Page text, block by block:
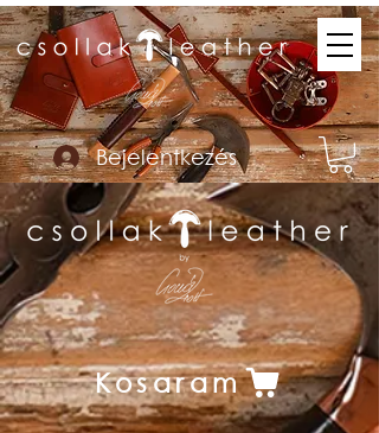
Bejelentkezés
Kosaram